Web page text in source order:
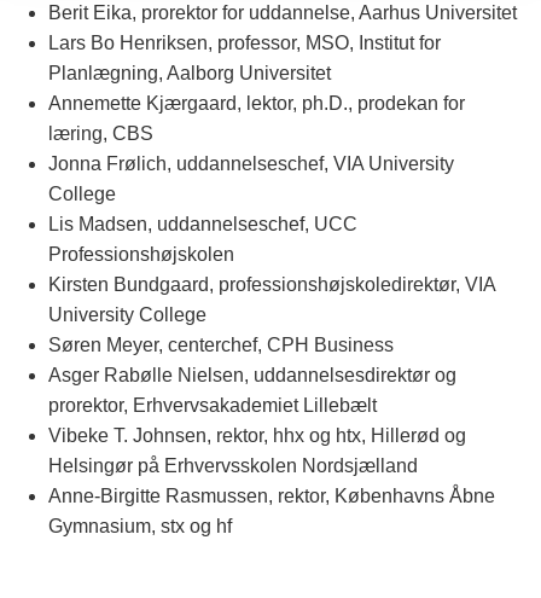
Berit Eika, prorektor for uddannelse, Aarhus Universitet
Lars Bo Henriksen, professor, MSO, Institut for
Planlægning, Aalborg Universitet
Annemette Kjærgaard, lektor, ph.D., prodekan for
læring, CBS
Jonna Frølich, uddannelseschef, VIA University
College
Lis Madsen, uddannelseschef, UCC
Professionshøjskolen
Kirsten Bundgaard, professionshøjskoledirektør, VIA
University College
Søren Meyer, centerchef, CPH Business
Asger Rabølle Nielsen, uddannelsesdirektør og
prorektor, Erhvervsakademiet Lillebælt
Vibeke T. Johnsen, rektor, hhx og htx, Hillerød og
Helsingør på Erhvervsskolen Nordsjælland
Anne-Birgitte Rasmussen, rektor, Københavns Åbne
Gymnasium, stx og hf